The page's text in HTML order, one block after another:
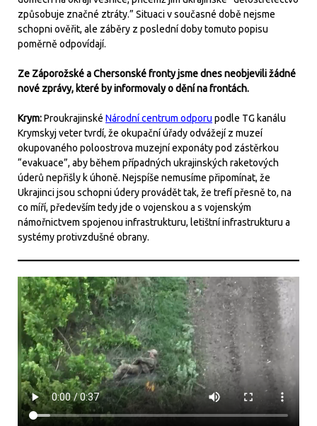
způsobuje značné ztráty.” Situaci v současné době nejsme
schopni ověřit, ale záběry z poslední doby tomuto popisu
poměrně odpovídají.
Ze Záporožské a Chersonské fronty jsme dnes neobjevili žádné
nové zprávy, které by informovaly o dění na frontách.
Krym:Proukrajinské Národní centrum odporu podle TG kanálu
Krymskyj veter tvrdí, že okupační úřady odvážejí z muzeí
okupovaného poloostrova muzejní exponáty pod zástěrkou
“evakuace”, aby během případných ukrajinských raketových
úderů nepřišly k úhoně. Nejspíše nemusíme připomínat, že
Ukrajinci jsou schopni údery provádět tak, že trefí přesně to, na
co míří, především tedy jde o vojenskou a s vojenským
námořnictvem spojenou infrastrukturu, letištní infrastrukturu a
systémy protivzdušné obrany.